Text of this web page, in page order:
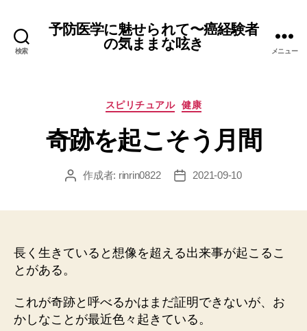
検索
予防医学に魅せられて〜癌経験者
の気ままな呟き
メニュー
カ
ゴ
リ
スピリチュアル 健康
奇跡を起こそう月間
投 作成者: rinrin0822
投
2021-09-10
長く生きていると想像を超える出来事が起こるこ
とがある。
これが奇跡と呼べるかはまだ証明できないが、お
かしなことが最近色々起きている。